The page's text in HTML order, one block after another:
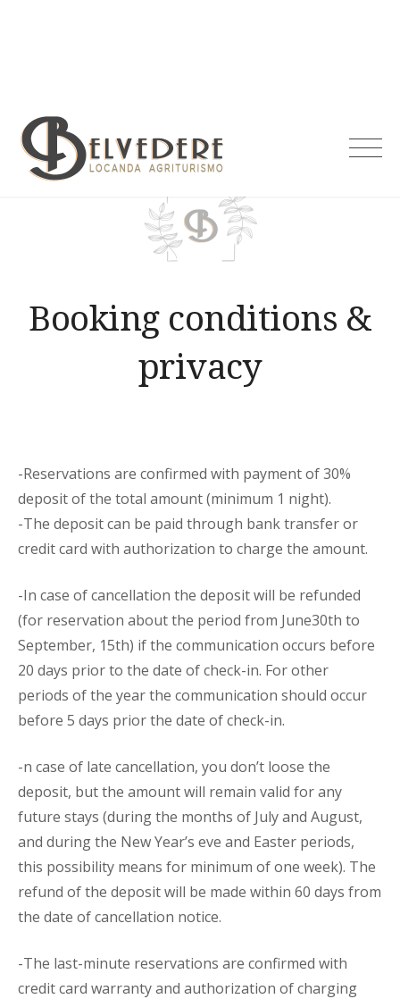
Booking conditions &
privacy
-Reservations are confirmed with payment of 30%
deposit of the total amount (minimum 1 night).
-The deposit can be paid through bank transfer or
credit card with authorization to charge the amount.
-In case of cancellation the deposit will be refunded
(for reservation about the period from June30th to
September, 15th) if the communication occurs before
20 days prior to the date of check-in. For other
periods of the year the communication should occur
before 5 days prior the date of check-in.
-n case of late cancellation, you don’t loose the
deposit, but the amount will remain valid for any
future stays (during the months of July and August,
and during the New Year’s eve and Easter periods,
this possibility means for minimum of one week). The
refund of the deposit will be made within 60 days from
the date of cancellation notice.
-The last-minute reservations are confirmed with
credit card warranty and authorization of charging